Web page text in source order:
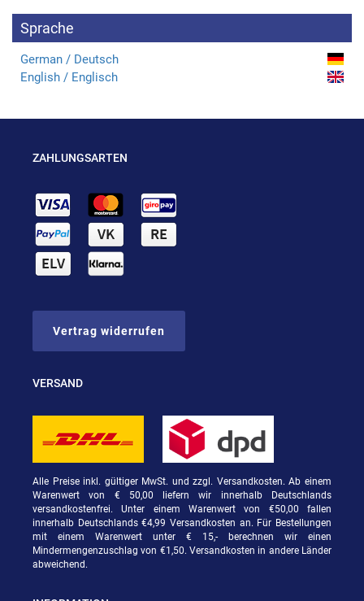
Sprache
German / Deutsch
English / Englisch
ZAHLUNGSARTEN
Vertrag widerrufen
VERSAND
Alle Preise inkl. gültiger MwSt. und zzgl. Versandkosten. Ab einem
Warenwert von € 50,00 liefern wir innerhalb Deutschlands
versandkostenfrei. Unter einem Warenwert von €50,00 fallen
innerhalb Deutschlands €4,99 Versandkosten an. Für Bestellungen
mit einem Warenwert unter € 15,- berechnen wir einen
Mindermengenzuschlag von €1,50. Versandkosten in andere Länder
abweichend.